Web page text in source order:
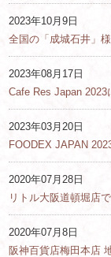
2023年10月9日
全国の「成城石井」
2023年08月17日
Cafe Res Japan 2023
2023年03月20日
FOODEX JAPAN
2020年07月28日
リトル大阪道頓堀店
2020年07月8日
阪神百貨店梅田本店